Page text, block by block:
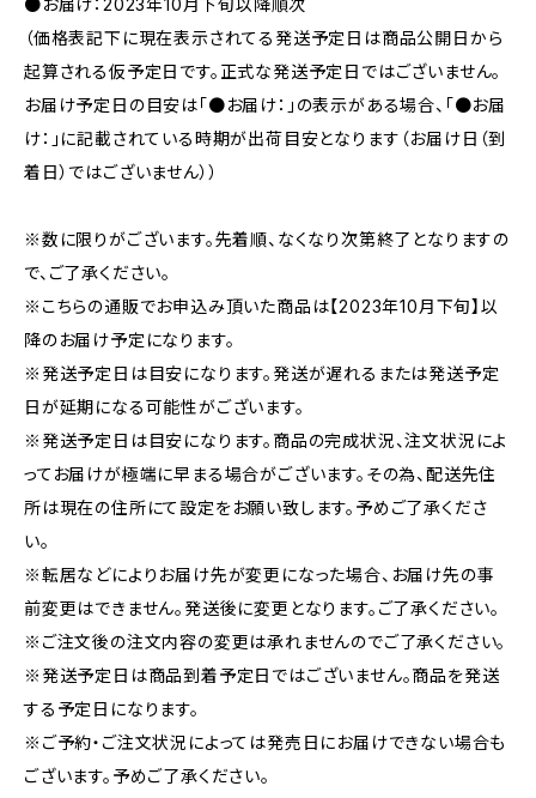
●お届け：2023年10月下旬以降順次
（価格表記下に現在表示されてる発送予定日は商品公開日から
起算される仮予定日です。正式な発送予定日ではございません。
お届け予定日の目安は「●お届け：」の表示がある場合、「●お届
け：」に記載されている時期が出荷目安となります（お届け日（到
着日）ではございません））
※数に限りがございます。先着順、なくなり次第終了となりますの
で、ご了承ください。
※こちらの通販でお申込み頂いた商品は【2023年10月下旬】以
降のお届け予定になります。
※発送予定日は目安になります。発送が遅れるまたは発送予定
日が延期になる可能性がございます。
※発送予定日は目安になります。商品の完成状況、注文状況によ
ってお届けが極端に早まる場合がございます。その為、配送先住
所は現在の住所にて設定をお願い致します。予めご了承くださ
い。
※転居などによりお届け先が変更になった場合、お届け先の事
前変更はできません。発送後に変更となります。ご了承ください。
※ご注文後の注文内容の変更は承れませんのでご了承ください。
※発送予定日は商品到着予定日ではございません。商品を発送
する予定日になります。
※ご予約・ご注文状況によっては発売日にお届けできない場合も
ございます。予めご了承ください。